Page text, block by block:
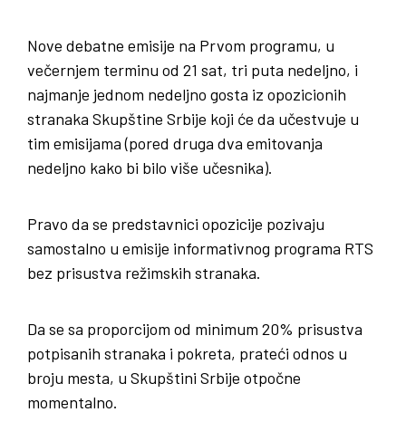
Nove debatne emisije na Prvom programu, u
večernjem terminu od 21 sat, tri puta nedeljno, i
najmanje jednom nedeljno gosta iz opozicionih
stranaka Skupštine Srbije koji će da učestvuje u
tim emisijama (pored druga dva emitovanja
nedeljno kako bi bilo više učesnika).
Pravo da se predstavnici opozicije pozivaju
samostalno u emisije informativnog programa RTS
bez prisustva režimskih stranaka.
Da se sa proporcijom od minimum 20% prisustva
potpisanih stranaka i pokreta, prateći odnos u
broju mesta, u Skupštini Srbije otpočne
momentalno.